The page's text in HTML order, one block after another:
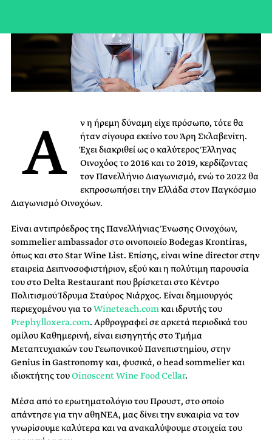
Α
ν η ήρεμη δύναμη είχε πρόσωπο, τότε θα
ήταν σίγουρα εκείνο του Άρη Σκλαβενίτη.
Έχει διακριθεί ως ο καλύτερος Έλληνας
Οινοχόος το 2016 και το 2019, κερδίζοντας
τον Πανελλήνιο Διαγωνισμό, ενώ το 2022 θα
εκπροσωπήσει την Ελλάδα στον Παγκόσμιο
Διαγωνισμό Οινοχόων.
Είναι αντιπρόεδρος της Πανελλήνιας Ένωσης Οινοχόων,
sommelier ambassador στο οινοποιείο Bodegas Krontiras,
όπως και στο Star Wine List. Επίσης, είναι wine director στην
εταιρεία Δειπνοσοφιστήριον, εξού και η πολύτιμη παρουσία
του στο Delta Restaurant που βρίσκεται στο Κέντρο
Πολιτισμού Ίδρυμα Σταύρος Νιάρχος. Είναι δημιουργός
περιεχομένου για τοWineteach.comκαι ιδρυτής του
Prephylloxera.com. Αρθρογραφεί σε αρκετά περιοδικά του
ομίλου Καθημερινή, είναι εισηγητής στο Τμήμα
Μεταπτυχιακών του Γεωπονικού Πανεπιστημίου, στην
Genius in Gastronomy και, φυσικά, ο head sommelier και
ιδιοκτήτης τουOinoscent Wine Food Cellar.
Μέσα από το ερωτηματολόγιο του Προυστ, στο οποίο
απάντησε για την αθηΝΕΑ, μας δίνει την ευκαιρία να τον
γνωρίσουμε καλύτερα και να ανακαλύψουμε στοιχεία του